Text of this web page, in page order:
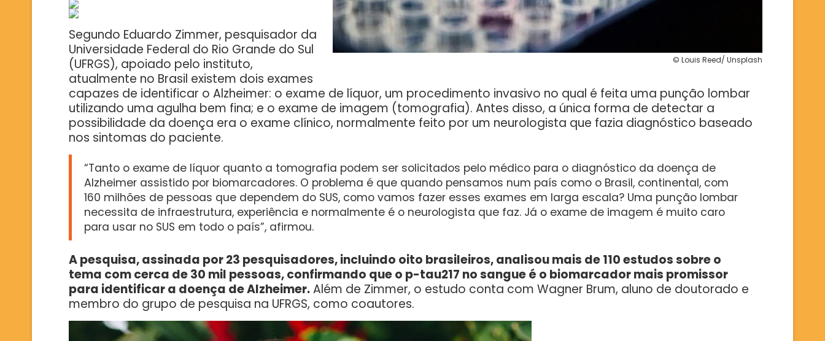
© Louis Reed/ Unsplash
Segundo Eduardo Zimmer, pesquisador da
Universidade Federal do Rio Grande do Sul
(UFRGS), apoiado pelo instituto,
atualmente no Brasil existem dois exames
capazes de identificar o Alzheimer: o exame de líquor, um procedimento invasivo no qual é feita uma punção lombar
utilizando uma agulha bem fina; e o exame de imagem (tomografia). Antes disso, a única forma de detectar a
possibilidade da doença era o exame clínico, normalmente feito por um neurologista que fazia diagnóstico baseado
nos sintomas do paciente.
“Tanto o exame de líquor quanto a tomografia podem ser solicitados pelo médico para o diagnóstico da doença de
Alzheimer assistido por biomarcadores. O problema é que quando pensamos num país como o Brasil, continental, com
160 milhões de pessoas que dependem do SUS, como vamos fazer esses exames em larga escala? Uma punção lombar
necessita de infraestrutura, experiência e normalmente é o neurologista que faz. Já o exame de imagem é muito caro
para usar no SUS em todo o país”, afirmou.
A pesquisa, assinada por 23 pesquisadores, incluindo oito brasileiros, analisou mais de 110 estudos sobre o
tema com cerca de 30 mil pessoas, confirmando que o p-tau217 no sangue é o biomarcador mais promissor
para identificar a doença de Alzheimer.Além de Zimmer, o estudo conta com Wagner Brum, aluno de doutorado e
membro do grupo de pesquisa na UFRGS, como coautores.